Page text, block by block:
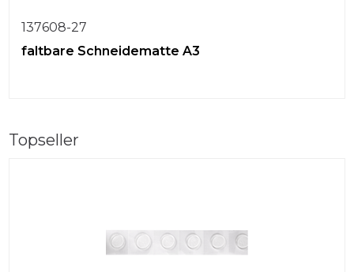
137608-27
faltbare Schneidematte A3
Topseller